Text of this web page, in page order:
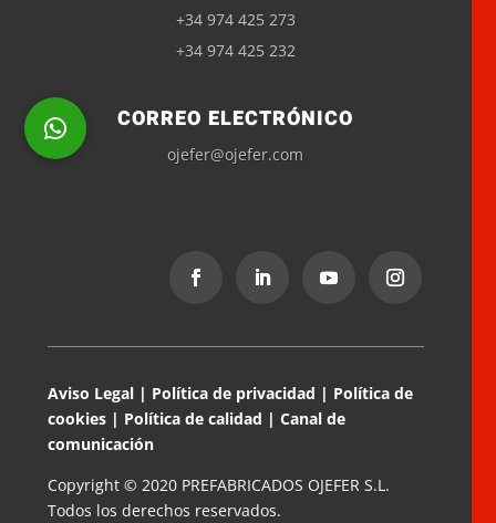
Suscríbete a la newsletter
He leído y acepto la
+34 974 425 273
+34 974 425 232
CORREO ELECTRÓNICO
ojefer@ojefer.com
Aviso Legal | Política de privacidad | Política de
cookies| Política de calidad | Canal de
comunicación
Copyright © 2020 PREFABRICADOS OJEFER S.L.
Todos los derechos reservados.